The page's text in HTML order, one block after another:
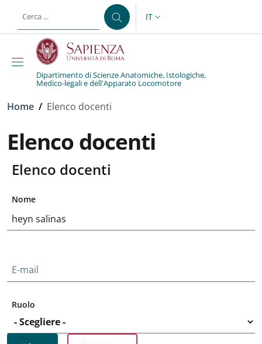
al contenuto principale
SELETTORE LINGUA:
IT
Dipartimento di Scienze Anatomiche, Istologiche,
Medico-legali e dell'Apparato Locomotore
Briciole di pane
Home / Elenco docenti
Elenco docenti
Elenco docenti
Nome
E-mail
Ruolo